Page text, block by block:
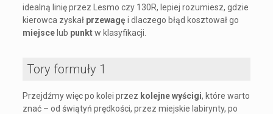
idealną linię przez Lesmo czy 130R, lepiej rozumiesz, gdzie
kierowca zyskał przewagęi dlaczego błąd kosztował go
miejscelub punktw klasyfikacji.
Tory formuły 1
Przejdźmy więc po kolei przez kolejne wyścigi, które warto
znać – od świątyń prędkości, przez miejskie labirynty, po